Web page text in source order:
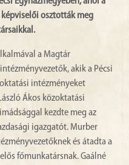
osztották meg
a Magtár
akik a Pécsi
intézményeket
Ákos közoktatási
kezdte meg az
igazgatót. Murber
és átadta a
főmunkatársnak. Gaálné